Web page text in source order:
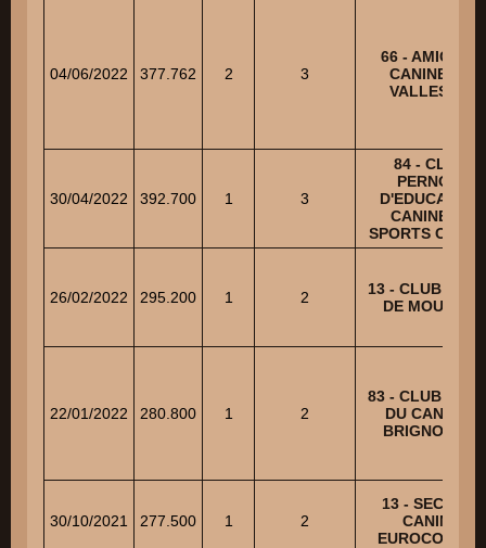
04/06/2022 377.762 2 3
66 - AMICALE
CANINE DU
VALLESPIR
30/04/2022 392.700 1 3
84 - CLUB
PERNOIS
D'EDUCATION
CANINE ET
SPORTS
26/02/2022 295.200 1 2
13 - CLUB
DE MOURIES
22/01/2022 280.800 1 2
83 - CLUB
DU CANTON
BRIGNOLAIS
30/10/2021 277.500 1 2
13 - SECTION
CANINE
EUROCOPTER